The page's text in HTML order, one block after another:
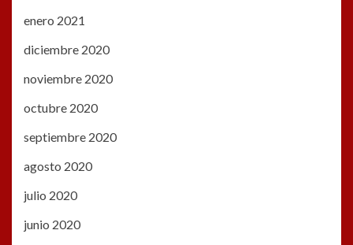
enero 2021
diciembre 2020
noviembre 2020
octubre 2020
septiembre 2020
agosto 2020
julio 2020
junio 2020